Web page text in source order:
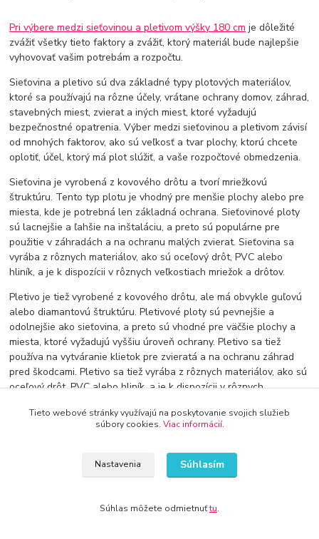
Pri výbere medzi sieťovinou a pletivom výšky 180 cm je dôležité
zvážiť všetky tieto faktory a zvážiť, ktorý materiál bude najlepšie
vyhovovať vašim potrebám a rozpočtu.
Sieťovina a pletivo sú dva základné typy plotových materiálov,
ktoré sa používajú na rôzne účely, vrátane ochrany domov, záhrad,
stavebných miest, zvierat a iných miest, ktoré vyžadujú
bezpečnostné opatrenia. Výber medzi sieťovinou a pletivom závisí
od mnohých faktorov, ako sú veľkosť a tvar plochy, ktorú chcete
oplotiť, účel, ktorý má plot slúžiť, a vaše rozpočtové obmedzenia.
Sieťovina je vyrobená z kovového drôtu a tvorí mriežkovú
štruktúru. Tento typ plotu je vhodný pre menšie plochy alebo pre
miesta, kde je potrebná len základná ochrana. Sieťovinové ploty
sú lacnejšie a ľahšie na inštaláciu, a preto sú populárne pre
použitie v záhradách a na ochranu malých zvierat. Sieťovina sa
vyrába z rôznych materiálov, ako sú oceľový drôt, PVC alebo
hliník, a je k dispozícii v rôznych veľkostiach mriežok a drôtov.
Pletivo je tiež vyrobené z kovového drôtu, ale má obvykle guľovú
alebo diamantovú štruktúru. Pletivové ploty sú pevnejšie a
odolnejšie ako sieťovina, a preto sú vhodné pre väčšie plochy a
miesta, ktoré vyžadujú vyššiu úroveň ochrany. Pletivo sa tiež
používa na vytváranie klietok pre zvieratá a na ochranu záhrad
pred škodcami. Pletivo sa tiež vyrába z rôznych materiálov, ako sú
oceľový drôt, PVC alebo hliník, a je k dispozícii v rôznych
Pri výbere medzi sieťovinou a pletivom je dôležité zvážiť niekoľko
zvierat, sieťovina môže byť vhodná voľba. Ak však hľadáte vyššiu
úroveň ochrany pre väčšie plochy alebo cenný majetok, môže byť
bude lacnejšia a ľahšia na inštaláciu.
Tieto webové stránky využívajú na poskytovanie svojich služieb
súbory cookies. Viac informácií.
Nastavenia Súhlasím
Súhlas môžete odmietnuťtu.